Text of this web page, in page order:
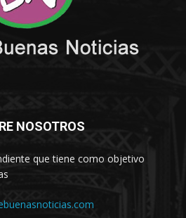
NOSOTROS
que tiene como objetivo